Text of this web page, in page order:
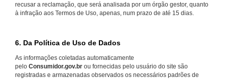
recusar a reclamação, que será analisada por um órgão gestor, quanto
à infração aos Termos de Uso, apenas, num prazo de até 15 dias.
6. Da Política de Uso de Dados
As informações coletadas automaticamente
pelo Consumidor.gov.br ou fornecidas pelo usuário do site são
registradas e armazenadas observados os necessários padrões de